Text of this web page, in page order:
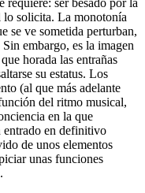
lo solicita. La monotonía
se ve sometida perturban,
embargo, es la imagen
horada las entrañas
su estatus. Los
(al que más adelante
del ritmo musical,
en la que
entrado en definitivo
de unos elementos
unas funciones